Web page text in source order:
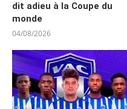
dit adieu à la Coupe du
monde
04/08/2026